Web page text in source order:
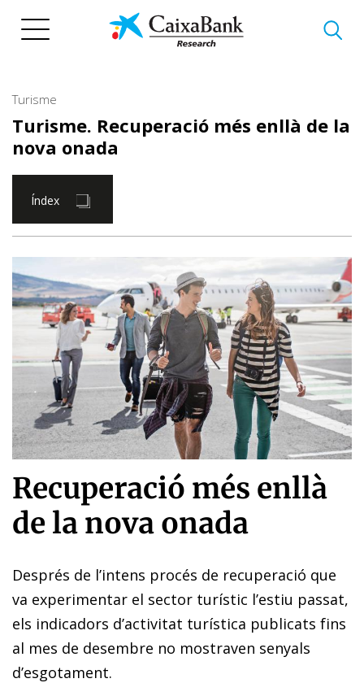
Turisme
Turisme. Recuperació més enllà de la
nova onada
Índex
Recuperació més enllà
de la nova onada
Després de l’intens procés de recuperació que
va experimentar el sector turístic l’estiu passat,
els indicadors d’activitat turística publicats fins
al mes de desembre no mostraven senyals
d’esgotament.